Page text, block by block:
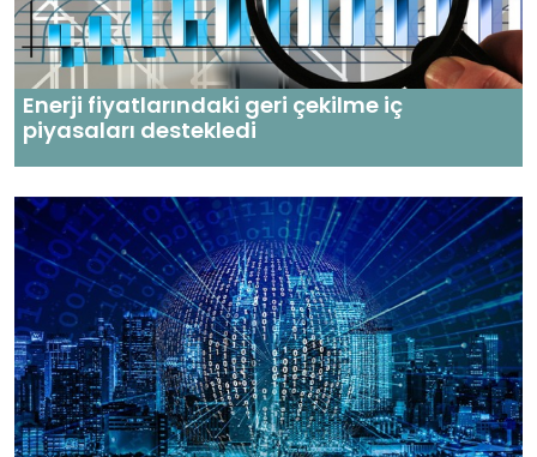
Enerji fiyatlarındaki geri çekilme iç
piyasaları destekledi